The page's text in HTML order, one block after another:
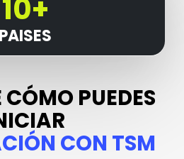
10+
PAISES
CÓMO PUEDES
CON TSM